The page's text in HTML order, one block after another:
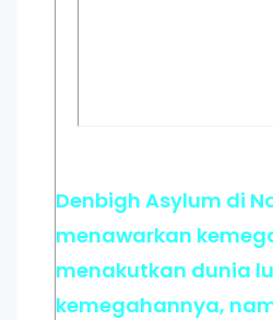
Denbigh Asylum di
menawarkan
menakutkan dunia
kemegahannya,